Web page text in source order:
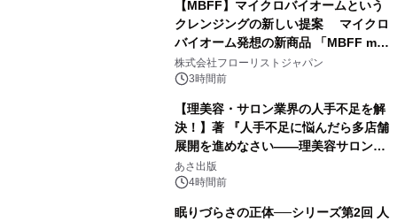
【MBFF】マイクロバイオームという
クレンジングの新しい提案 マイクロ
バイオーム発想の新商品 「MBFF mb
クレンジングPRO」を2026年8月6日
発売
株式会社フローリストジャパン
3時間前
【理美容・サロン業界の人手不足を解
決！】著 『人手不足に悩んだら多店舗
展開を進めなさい――理美容サロン
「多店舗展開」の教科書』2026年8月
24日（月）発売
あさ出版
4時間前
眠りづらさの正体──シリーズ第2回 人